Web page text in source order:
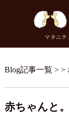
Blog記事一覧 > >
赤ちゃんと